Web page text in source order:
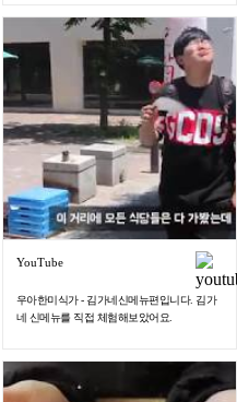
YouTube
우아한미식가 - 김가네신메뉴편입니다. 김가
네 신메뉴를 직접 체험해보았어요.